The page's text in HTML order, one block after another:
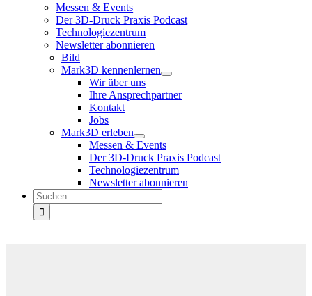
Messen & Events
Der 3D-Druck Praxis Podcast
Technologiezentrum
Newsletter abonnieren
Bild
Mark3D kennenlernen
Wir über uns
Ihre Ansprechpartner
Kontakt
Jobs
Mark3D erleben
Messen & Events
Der 3D-Druck Praxis Podcast
Technologiezentrum
Newsletter abonnieren
Suche
nach: